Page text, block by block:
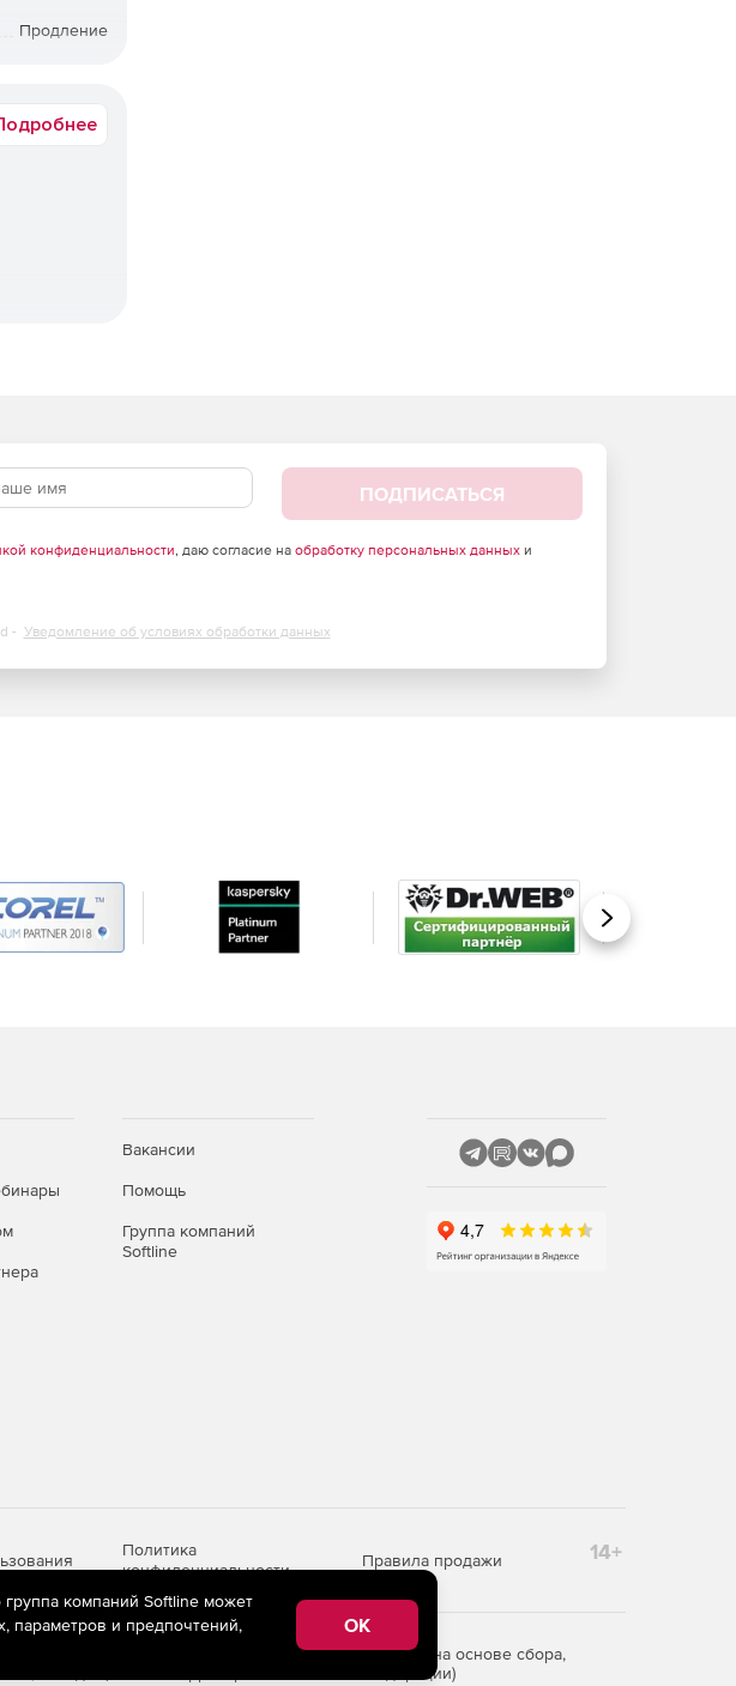
заданий
одного
за
список
Продление
ПОДПИСАТЬСЯ
конфиденциальности, даю согласие на обработку персональных данныхи
- Уведомление об условиях обработки данных
Вперед
Вакансии
Помощь
Группа компаний
Softline
Политика
конфиденциальности
Правила продажи 14+
технологии предоставления информации на основе сбора,
находящихся на территории Российской Федерации)
компаний Softline может
параметров и предпочтений,
OK